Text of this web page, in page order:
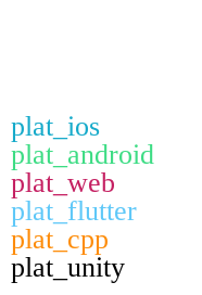
plat_ios
plat_android
plat_web
plat_flutter
plat_cpp
plat_unity